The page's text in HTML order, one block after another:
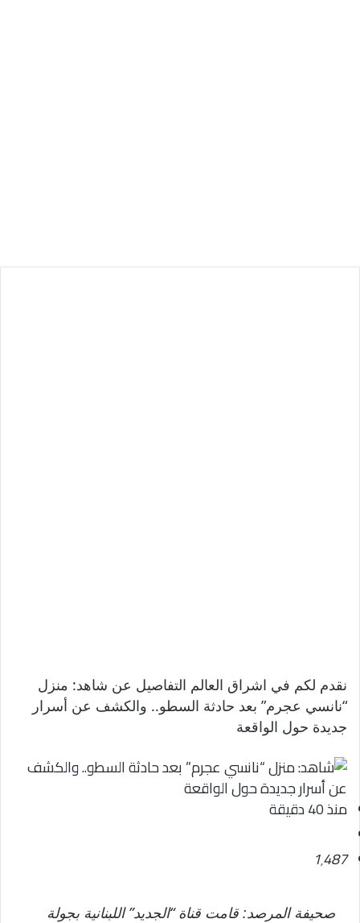
نقدم لكم في اشراق العالم التفاصيل عن شاهد: منزل
“نانسي عجرم” بعد حادثة السطو.. والكشف عن أسرار
جديدة حول الواقعة
منذ 40 دقيقة
1٬487
صحيفة المرصد: قامت قناة “الجديد” اللبنانية بجولة